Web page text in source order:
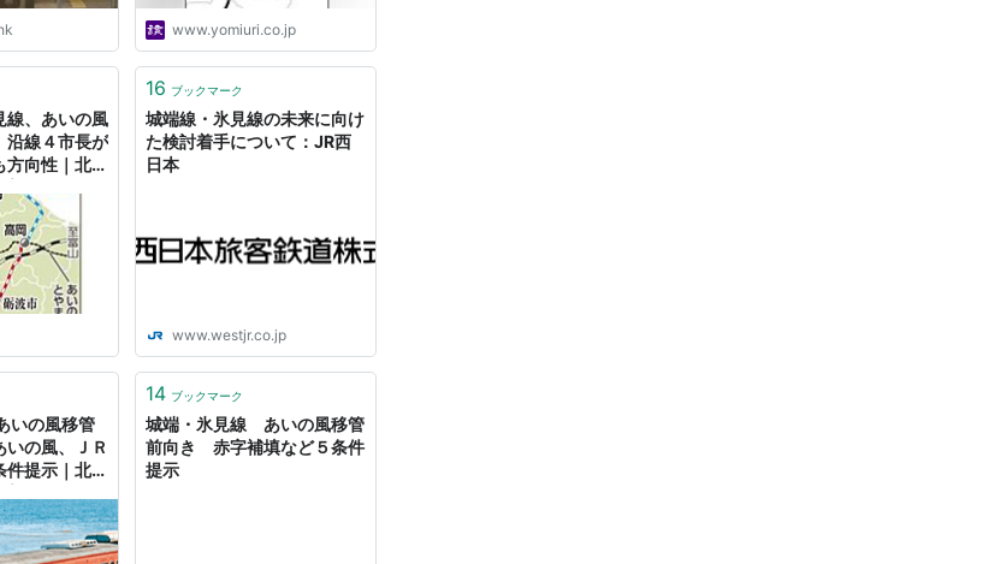
www.yomiuri.co.jp
線、あいの風
線４市長が
向性｜北日
16 ブックマーク
城端線・氷見線の未来に向け
た検討着手について：JR西
日本
www.westjr.co.jp
いの風移管
の風、ＪＲ
件提示｜北日
14 ブックマーク
城端・氷見線 あいの風移管
前向き 赤字補填など５条件
提示